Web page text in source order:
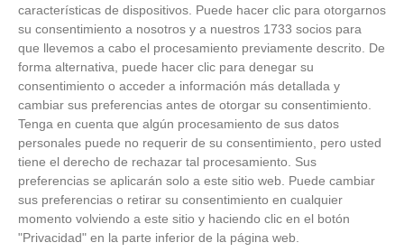
características de dispositivos. Puede hacer clic para otorgarnos
su consentimiento a nosotros y a nuestros 1733 socios para
que llevemos a cabo el procesamiento previamente descrito. De
forma alternativa, puede hacer clic para denegar su
consentimiento o acceder a información más detallada y
cambiar sus preferencias antes de otorgar su consentimiento.
Tenga en cuenta que algún procesamiento de sus datos
personales puede no requerir de su consentimiento, pero usted
tiene el derecho de rechazar tal procesamiento. Sus
preferencias se aplicarán solo a este sitio web. Puede cambiar
sus preferencias o retirar su consentimiento en cualquier
momento volviendo a este sitio y haciendo clic en el botón
"Privacidad" en la parte inferior de la página web.